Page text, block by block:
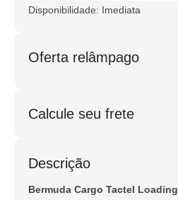
Disponibilidade: Imediata
Oferta relâmpago
Calcule seu frete
Não sei meu CEP
Descrição
Bermuda Cargo Tactel Loading